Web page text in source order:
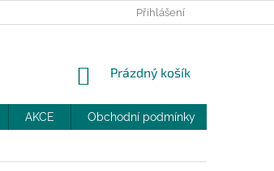
MOJE OBJEDNÁVKA
Přihlášení
NÁKUPNÍ
Prázdný košík
AKCE Obchodní podmínky